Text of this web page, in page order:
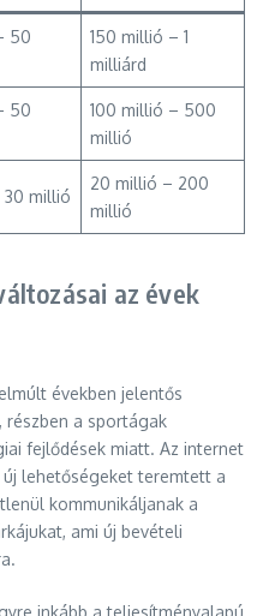
50
150 millió – 1
milliárd
50
100 millió – 500
millió
millió
20 millió – 200
millió
az évek
években jelentős
a sportágak
fejlődések miatt. Az internet
lehetőségeket teremtett a
kommunikáljanak a
ami új bevételi
inkább a teljesítményalapú